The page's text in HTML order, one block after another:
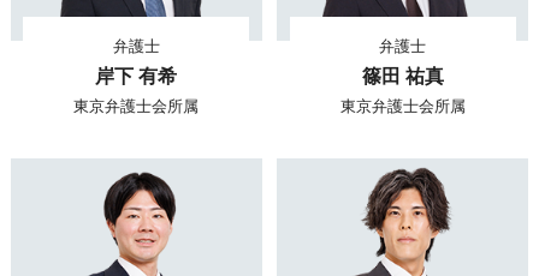
弁護士
岸下 有希
東京弁護士会所属
弁護士
篠田 祐真
東京弁護士会所属